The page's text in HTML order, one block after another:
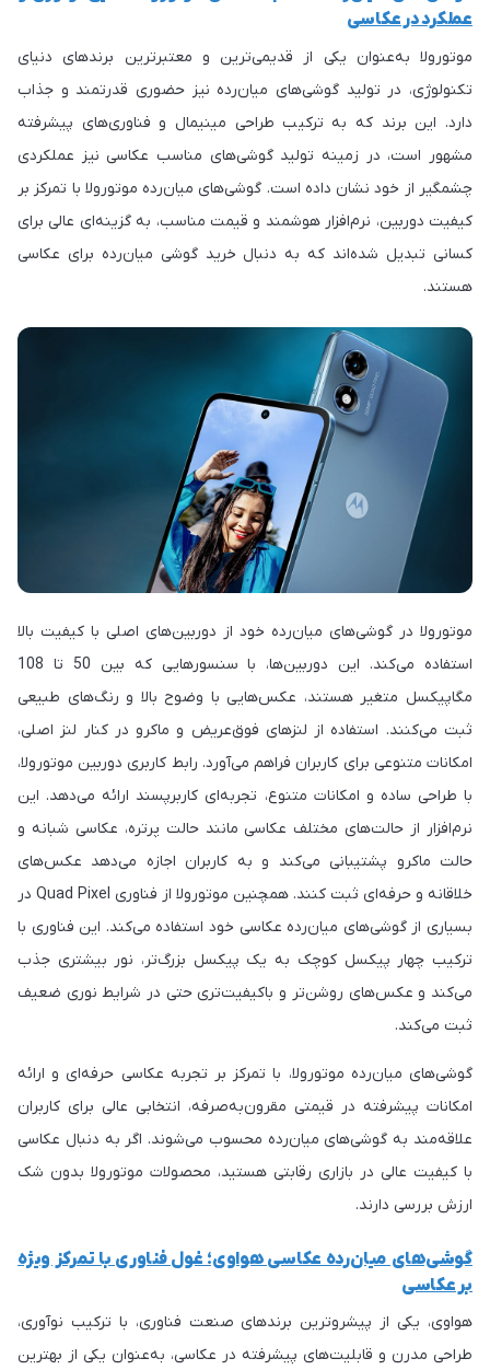
عملکرد در عکاسی
موتورولا به‌عنوان یکی از قدیمی‌ترین و معتبرترین برندهای دنیای
تکنولوژی، در تولید گوشی‌های میان‌رده نیز حضوری قدرتمند و جذاب
دارد. این برند که به ترکیب طراحی مینیمال و فناوری‌های پیشرفته
مشهور است، در زمینه تولید گوشی‌های مناسب عکاسی نیز عملکردی
چشمگیر از خود نشان داده است. گوشی‌های میان‌رده موتورولا با تمرکز بر
کیفیت دوربین، نرم‌افزار هوشمند و قیمت مناسب، به گزینه‌ای عالی برای
کسانی تبدیل شده‌اند که به دنبال خرید گوشی میان‌رده برای عکاسی
هستند.
موتورولا در گوشی‌های میان‌رده خود از دوربین‌های اصلی با کیفیت بالا
استفاده می‌کند. این دوربین‌ها، با سنسورهایی که بین 50 تا 108
مگاپیکسل متغیر هستند، عکس‌هایی با وضوح بالا و رنگ‌های طبیعی
ثبت می‌کنند. استفاده از لنزهای فوق‌عریض و ماکرو در کنار لنز اصلی،
امکانات متنوعی برای کاربران فراهم می‌آورد. رابط کاربری دوربین موتورولا،
با طراحی ساده و امکانات متنوع، تجربه‌ای کاربرپسند ارائه می‌دهد. این
نرم‌افزار از حالت‌های مختلف عکاسی مانند حالت پرتره، عکاسی شبانه و
حالت ماکرو پشتیبانی می‌کند و به کاربران اجازه می‌دهد عکس‌های
خلاقانه و حرفه‌ای ثبت کنند. همچنین موتورولا از فناوری Quad Pixel در
بسیاری از گوشی‌های میان‌رده عکاسی خود استفاده می‌کند. این فناوری با
ترکیب چهار پیکسل کوچک به یک پیکسل بزرگ‌تر، نور بیشتری جذب
می‌کند و عکس‌های روشن‌تر و باکیفیت‌تری حتی در شرایط نوری ضعیف
ثبت می‌کند.
گوشی‌های میان‌رده موتورولا، با تمرکز بر تجربه عکاسی حرفه‌ای و ارائه
امکانات پیشرفته در قیمتی مقرون‌به‌صرفه، انتخابی عالی برای کاربران
علاقه‌مند به گوشی‌های میان‌رده محسوب می‌شوند. اگر به دنبال عکاسی
با کیفیت عالی در بازاری رقابتی هستید، محصولات موتورولا بدون شک
ارزش بررسی دارند.
گوشی‌های میان‌رده عکاسی هواوی؛ غول فناوری با تمرکز ویژه
بر عکاسی
هواوی، یکی از پیشروترین برندهای صنعت فناوری، با ترکیب نوآوری،
طراحی مدرن و قابلیت‌های پیشرفته در عکاسی، به‌عنوان یکی از بهترین